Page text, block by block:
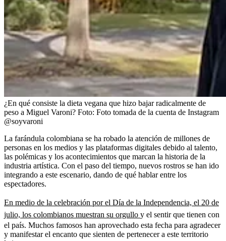
¿En qué consiste la dieta vegana que hizo bajar radicalmente de
peso a Miguel Varoni? Foto: Foto tomada de la cuenta de Instagram
@soyvaroni
La farándula colombiana se ha robado la atención de millones de
personas en los medios y las plataformas digitales debido al talento,
las polémicas y los acontecimientos que marcan la historia de la
industria artística. Con el paso del tiempo, nuevos rostros se han ido
integrando a este escenario, dando de qué hablar entre los
espectadores.
En medio de la celebración por el Día de la Independencia, el 20 de
julio, los colombianos muestran su orgullo y el sentir que tienen con
el país. Muchos famosos han aprovechado esta fecha para agradecer
y manifestar el encanto que sienten de pertenecer a este territorio